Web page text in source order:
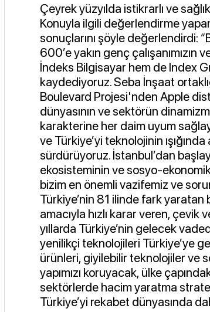
Çeyrek yüzyılda istikrarlı ve
Konuyla ilgili değerlendirme
sonuçlarını şöyle değerlendirdi:
600’e yakın genç çalışanımızın
İndeks Bilgisayar hem de Index
kaydediyoruz. Seba İnşaat
Boulevard Projesi'nden Apple
dünyasının ve sektörün
karakterine her daim uyum
ve Türkiye’yi teknolojinin
sürdürüyoruz. İstanbul’dan
ekosisteminin ve sosyo-
bizim en önemli vazifemiz ve
Türkiye’nin 81 ilinde fark
amacıyla hızlı karar veren,
yıllarda Türkiye’nin gelecek
yenilikçi teknolojileri Türkiye’ye
ürünleri, giyilebilir teknolojiler ve
yapımızı koruyacak, ülke
sektörlerde hacim yaratma
Türkiye’yi rekabet dünyasında